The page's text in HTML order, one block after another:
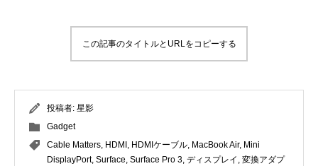
この記事のタイトルとURLをコピーする
投稿者: 星影
Gadget
Cable Matters, HDMI , HDMIケーブル, MacBook Air, Mini
DisplayPort, Surface, Surface Pro 3, ディスプレイ , 変換アダプ